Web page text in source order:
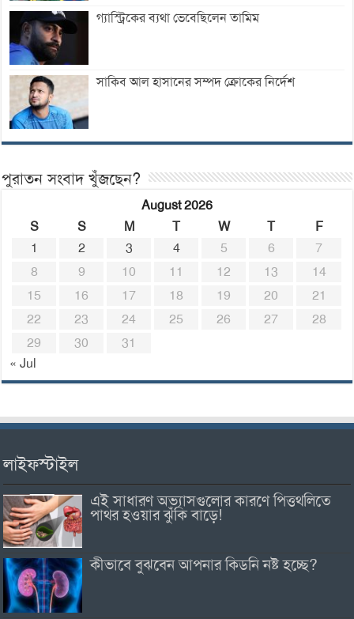
গ্যাস্ট্রিকের ব্যথা ভেবেছিলেন তামিম
সাকিব আল হাসানের সম্পদ ক্রোকের নির্দেশ
পুরাতন সংবাদ খুঁজছেন?
August 2026
S
S M T W T
F
1
2 3 4 5 6
7
8
9 10 11 12 13
14
15
16 17 18 19 20
21
22
23 24 25 26 27
28
29
30
31
« Jul
লাইফস্টাইল
এই সাধারণ অভ্যাসগুলোর কারণে পিত্তথলিতে
পাথর হওয়ার ঝুঁকি বাড়ে!
কীভাবে বুঝবেন আপনার কিডনি নষ্ট হচ্ছে?